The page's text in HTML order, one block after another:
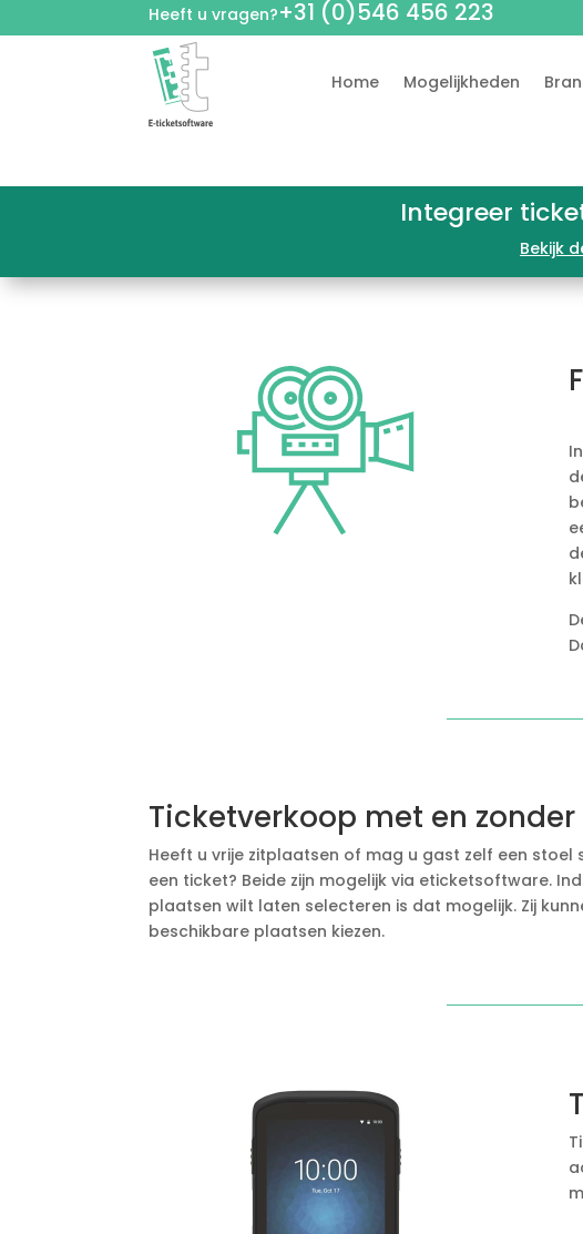
Heeft u vragen?+31 (0)546 456 223
Home Mogelijkheden
Integreer
Bekijk
Ticketverkoop met en
Heeft u vrije zitplaatsen of mag u gast zelf een stoel
een ticket? Beide zijn mogelijk via eticketsoftware.
plaatsen wilt laten selecteren is dat mogelijk. Zij
beschikbare plaatsen kiezen.